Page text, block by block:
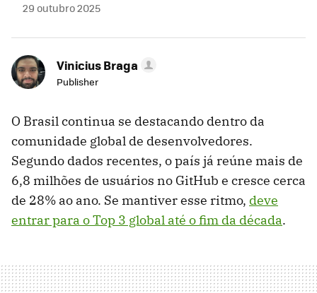
29 outubro 2025
Vinicius Braga
Publisher
O Brasil continua se destacando dentro da
comunidade global de desenvolvedores.
Segundo dados recentes, o país já reúne mais de
6,8 milhões de usuários no GitHub e cresce cerca
de 28% ao ano. Se mantiver esse ritmo, deve
entrar para o Top 3 global até o fim da década.